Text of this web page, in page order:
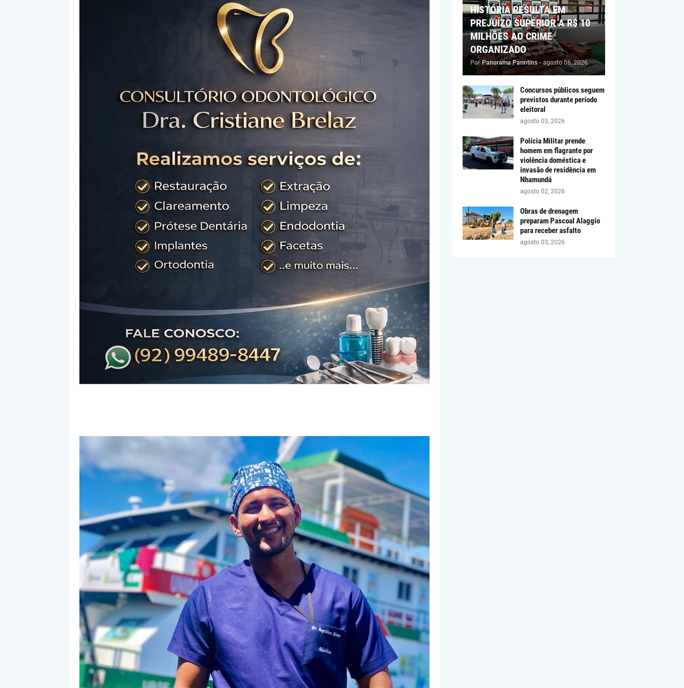
HISTÓRIA RESULTA EM
PREJUÍZO SUPERIOR A R$ 10
MILHÕES AO CRIME
ORGANIZADO
Por Panorama Parintins - agosto 06, 2026
Concursos públicos seguem
previstos durante período
eleitoral
agosto 03, 2026
Polícia Militar prende
homem em flagrante por
violência doméstica e
invasão de residência em
Nhamundá
agosto 02, 2026
Obras de drenagem
preparam Pascoal Alaggio
para receber asfalto
agosto 03, 2026